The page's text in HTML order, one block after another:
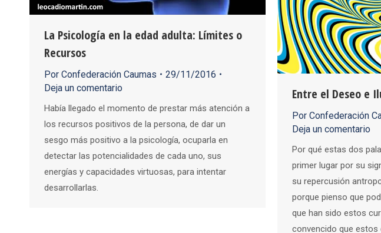
La Psicología en la edad adulta: Límites o
Recursos
Por Confederación Caumas
29/11/2016
Deja un comentario
Había llegado el momento de prestar más atención a
los recursos positivos de la persona, de dar un
sesgo más positivo a la psicología, ocuparla en
detectar las potencialidades de cada uno, sus
energías y capacidades virtuosas, para intentar
desarrollarlas.
Entre el Deseo e
Por Confederación
Deja un comentario
Por qué estas dos
primer lugar por su
su repercusión
porque pienso que
que han sido estos
convencido que estos